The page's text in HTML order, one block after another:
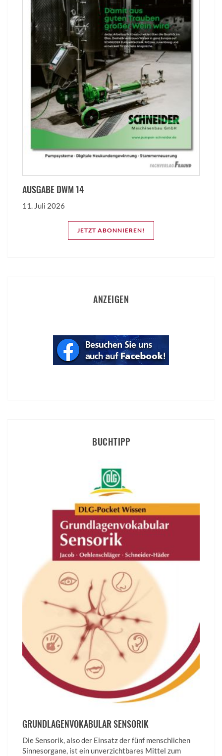
AUSGABE DWM 14
11. Juli 2026
JETZT ABONNIEREN!
ANZEIGEN
BUCHTIPP
GRUNDLAGENVOKABULAR SENSORIK
Die Sensorik, also der Einsatz der fünf menschlichen
Sinnesorgane, ist ein unverzichtbares Mittel zum